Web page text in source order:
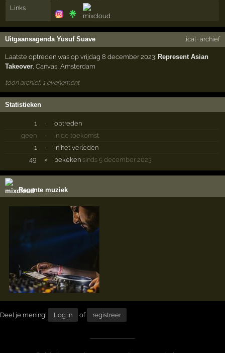
Links
Uitgaansagenda Yusuf Suave ical· archief
Laatste optreden was op vrijdag 8 december 2023: Represent Asian
Takeover ,Canvas ,Amsterdam
toon archief, 1 evenement
Statistieken
1 ·
optreden
geen
·
in de toekomst
1
·
in het verleden
49
× bekeken sinds 5 december 2023
Recente muziek
Deel je mening! Log in of registreer